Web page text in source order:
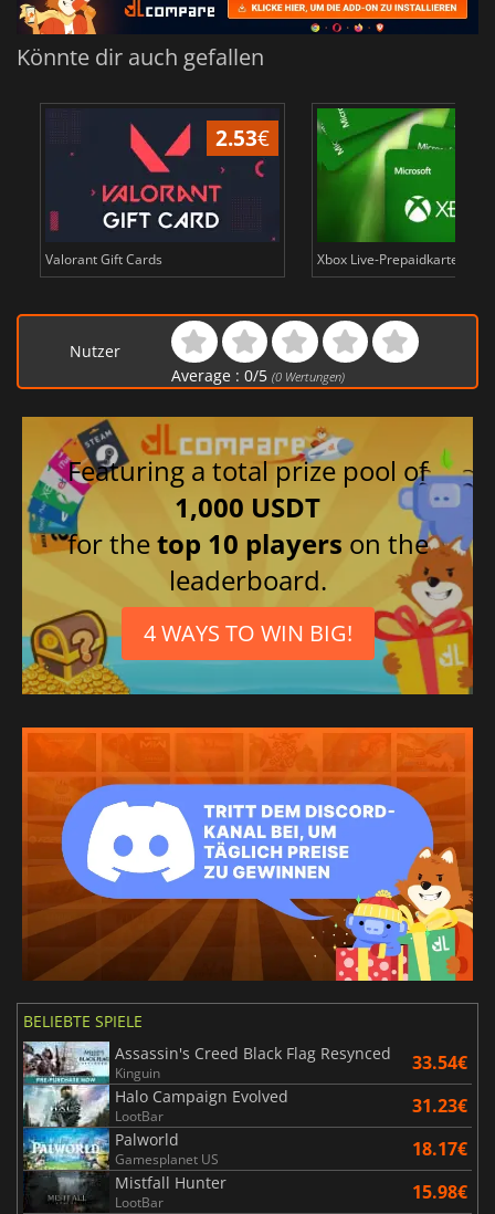
Könnte dir auch gefallen
2.53€
Valorant Gift Cards Xbox Live-Prepaidkarten in
Nutzer
Average : 0/5 (0Wertungen)
Featuring a total prize pool of
1,000 USDT
for thetop 10 players on the
leaderboard.
4 WAYS TO WIN BIG!
BELIEBTE SPIELE
Assassin's Creed Black Flag Resynced
Kinguin 33.54€
Halo Campaign Evolved
LootBar 31.23€
Palworld
Gamesplanet US 18.17€
Mistfall Hunter
LootBar 15.98€